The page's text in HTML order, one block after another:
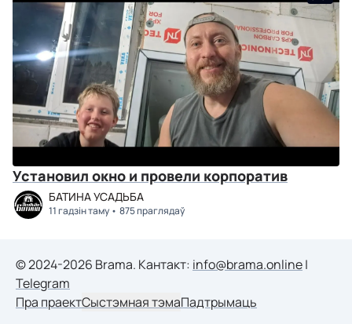
Установил окно и провели корпоратив
БАТИНА УСАДЬБА
11 гадзін таму 875 праглядаў
© 2024-2026 Brama. Кантакт: info@brama.online|
Telegram
Пра праектСыстэмная тэмаПадтрымаць